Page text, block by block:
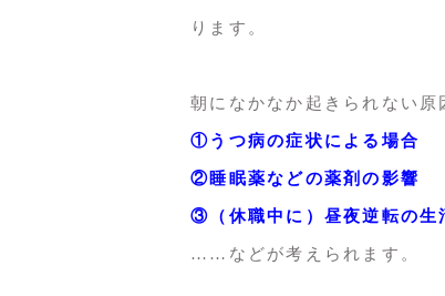
ります。
朝になかなか起きられない
①うつ病の症状による場合
②睡眠薬などの薬剤の影響
③（休職中に）昼夜逆転の生
……などが考えられます。